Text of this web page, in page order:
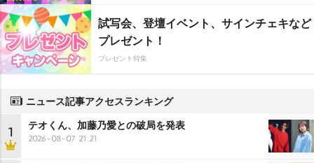
試写会、登壇イベント、サインチェキなど
プレゼント！
プレゼント特集
ニュース記事アクセスランキング
1 テオくん、加藤乃愛との破局を発表
2026-08-07 21:21